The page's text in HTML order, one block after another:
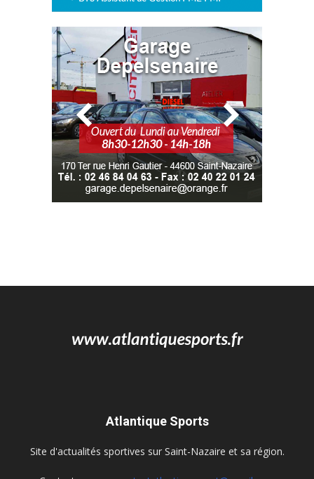
Atlantique Sports
Site d'actualités sportives sur Saint-Nazaire et sa région.